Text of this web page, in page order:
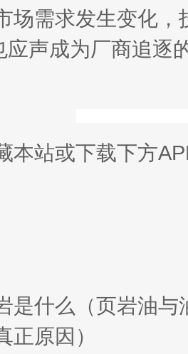
场需求发生变化
应声成为厂商追逐
本站或下载下方
是什么（页岩油与
正原因）